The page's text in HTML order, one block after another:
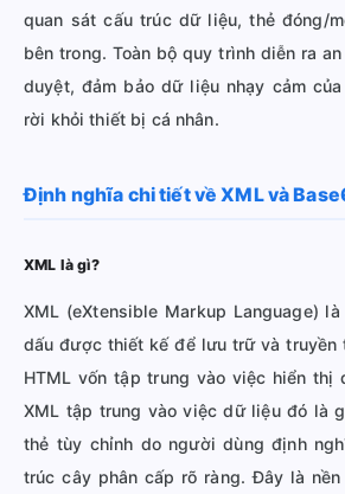
quan sát cấu trúc dữ liệu, thẻ đóng/
bên trong. Toàn bộ quy trình diễn ra
duyệt, đảm bảo dữ liệu nhạy cảm
rời khỏi thiết bị cá nhân.
Định nghĩa chi tiết về XML và
XML là gì?
XML (eXtensible Markup Language)
dấu được thiết kế để lưu trữ và truyền
HTML vốn tập trung vào việc hiển thị
XML tập trung vào việc dữ liệu đó là
thẻ tùy chỉnh do người dùng định
trúc cây phân cấp rõ ràng. Đây là